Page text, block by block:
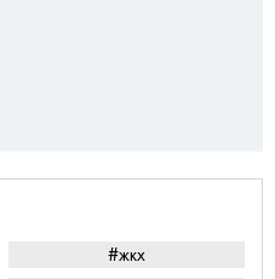
#жкх